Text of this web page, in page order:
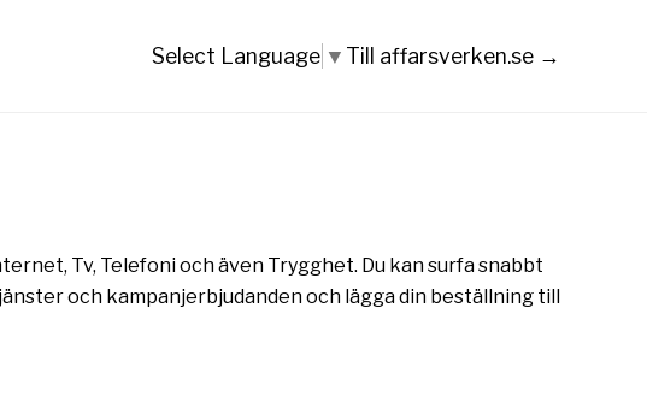
Select Language ▼ Till affarsverken.se →
Tv, Telefoni och även Trygghet. Du kan surfa snabbt
och kampanjerbjudanden och lägga din beställning till